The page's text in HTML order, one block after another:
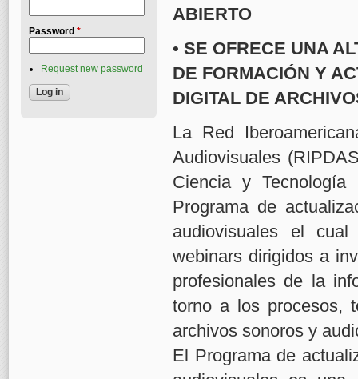
ABIERTO
• SE OFRECE UNA
DE FORMACIÓN Y
DIGITAL DE
La Red
Audiovisuales
Ciencia y
Programa de
audiovisuales el
webinars dirigidos a
profesionales de la
torno a los procesos,
archivos sonoros y
El Programa de
Password *
Request new password